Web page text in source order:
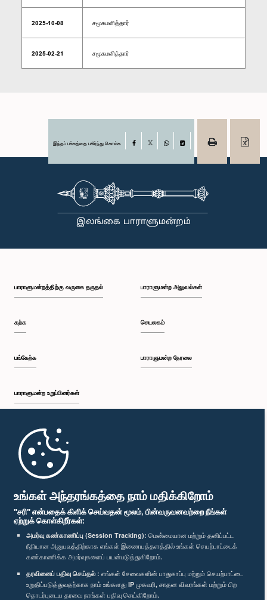
உங்கள் அந்தரங்கத்தை நாம் மதிக்கிறோம்
"சரி" என்பதைக் கிளிக் செய்வதன் மூலம், பின்வருவனவற்றை நீங்கள்
ஏற்றுக் கொள்கிறீர்கள்:
அமர்வு கண்காணிப்பு (Session Tracking): மென்மையான மற்றும் தனிப்பட்ட
ரீதியான அனுபவத்திற்காக எங்கள் இணையத்தளத்தில் உங்கள் செயற்பாட்டைக்
கண்காணிக்க அமர்வுகளைப் பயன்படுத்துகிறோம்.
தரவினைப் பதிவு செய்தல் : எங்கள் சேவைகளின் பாதுகாப்பு மற்றும் செயற்பாட்டை
உறுதிப்படுத்துவதற்காக நாம் உங்களது IP முகவரி, சாதன விவரங்கள் மற்றும் பிற
தொடர்புடைய தரவை நாங்கள் பதிவு செய்கிறோம்.
2025-10-08 சமூகமளித்தார்
2025-02-21 சமூகமளித்தார்
இந்தப் பக்கத்தை பகிர்ந்து கொள்க Facebook
பாராளுமன்றத்திற்கு வருகை தருதல்
கற்க
பங்கேற்க
பாராளுமன்ற உறுப்பினர்கள்
முதற்பக்கம்
பாராளுமன்ற அலுவல்கள்
செயலகம்
பாராளுமன்ற நேரலை
பாராளுமன்ற கையடக்க செயலி
எம்மை பின்தொடர்க :
விருதுகள்